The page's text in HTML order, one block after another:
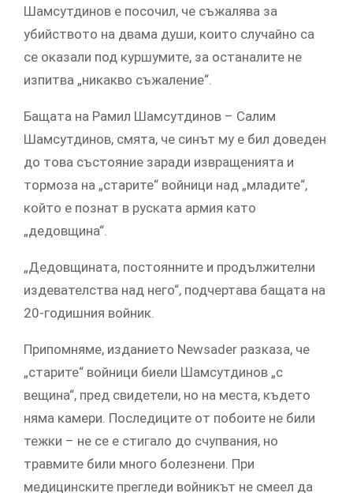
Шамсутдинов е посочил, че съжалява за
убийството на двама души, които случайно са
се оказали под куршумите, за останалите не
изпитва „никакво съжаление“.
Бащата на Рамил Шамсутдинов – Салим
Шамсутдинов, смята, че синът му е бил доведен
до това състояние заради извращенията и
тормоза на „старите“ войници над „младите“,
който е познат в руската армия като
„дедовщина“.
„Дедовщината, постоянните и продължителни
издевателства над него“, подчертава бащата на
20-годишния войник.
Припомняме, изданието Newsader разказа, че
„старите“ войници биели Шамсутдинов „с
вещина“, пред свидетели, но на места, където
няма камери. Последиците от побоите не били
тежки – не се е стигало до счупвания, но
травмите били много болезнени. При
медицинските прегледи войникът не смеел да